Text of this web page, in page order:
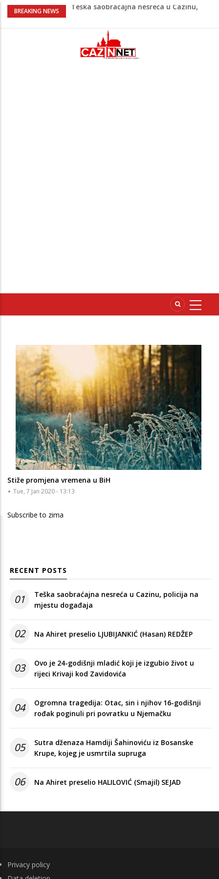
BREAKING NEWS
Teška saobraćajna nesreća u Cazinu,
Ovo je 24-godišnji mladić koji je izgubio
život u rijeci Krivaji kod Zavidovića
Na Ahiret preselio LJUBIJANKIĆ (Hasan)
Stiže promjena vremena u BiH
Tue, 7 Jan 2020 - 13:13
Subscribe to zima
RECENT POSTS
01
Teška saobraćajna nesreća u Cazinu, policija na
mjestu događaja
02 Na Ahiret preselio LJUBIJANKIĆ (Hasan) REDŽEP
03
Ovo je 24-godišnji mladić koji je izgubio život u
rijeci Krivaji kod Zavidovića
04
Ogromna tragedija: Otac, sin i njihov 16-godišnji
rođak poginuli pri povratku u Njemačku
05
Sutra dženaza Hamdiji Šahinoviću iz Bosanske
Krupe, kojeg je usmrtila supruga
06 Na Ahiret preselio HALILOVIĆ (Smajil) SEJAD
FOOTER
Privacy policy